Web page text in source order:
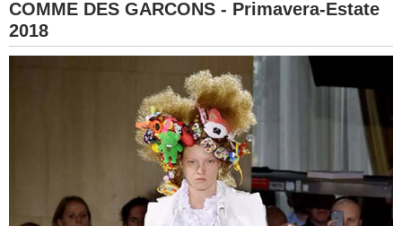
COMME DES GARCONS - Primavera-Estate
2018